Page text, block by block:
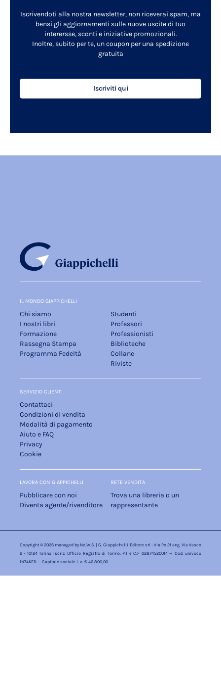
Iscrivendoti alla nostra newsletter, non riceverai spam, ma
bensì gli aggiornamenti sulle nuove uscite di tuo
interersse, sconti e iniziative promozionali.
Inoltre, subito per te, un coupon per una spedizione
gratuita
Iscriviti qui
IL MONDO GIAPPICHELLI
Chi siamo
I nostri libri
Formazione
Rassegna Stampa
Programma Fedeltà
Studenti
Professori
Professionisti
Biblioteche
Collane
Riviste
SERVIZIO CLIENTI
Contattaci
Condizioni di vendita
Modalità di pagamento
Aiuto e FAQ
Privacy
Cookie
LAVORA CON GIAPPICHELLI
Pubblicare con noi
Diventa agente/rivenditore
RETE VENDITA
Trova una libreria o un
rappresentante
Copyright © 2026 managed by Ne.W.S. | G. Giappichelli Editore srl - Via Po 21 ang. Via Vasco
2 - 10124 Torino Iscriz. Ufficio Registro di Torino, P.I e C.F 02874520014 — Cod. univoco
1N74KED — Capitale sociale i. v. € 46.800,00